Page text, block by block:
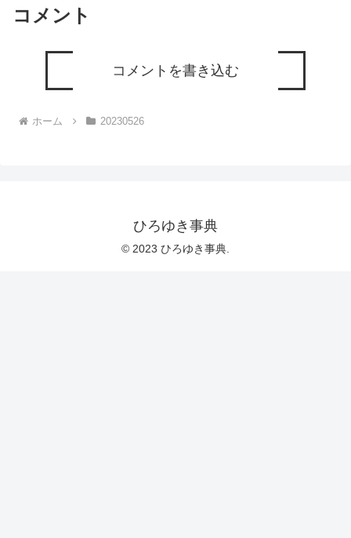
コメント
コメントを書き込む
ホーム 20230526
ひろゆき事典
© 2023 ひろゆき事典.